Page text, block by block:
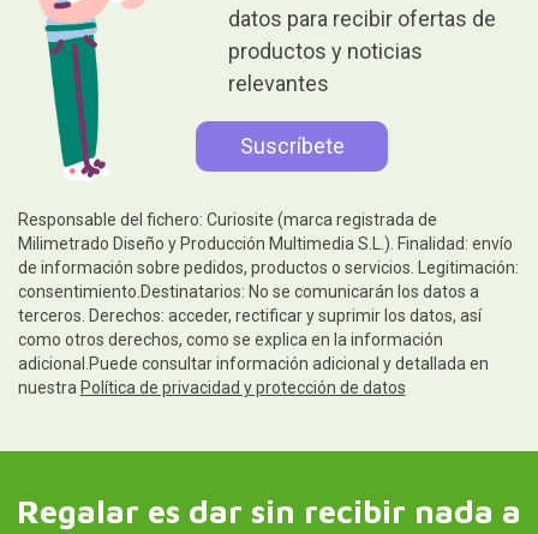
datos para recibir ofertas de
productos y noticias
relevantes
Responsable del fichero: Curiosite (marca registrada de
Milimetrado Diseño y Producción Multimedia S.L.). Finalidad: envío
de información sobre pedidos, productos o servicios. Legitimación:
consentimiento.Destinatarios: No se comunicarán los datos a
terceros. Derechos: acceder, rectificar y suprimir los datos, así
como otros derechos, como se explica en la información
adicional.Puede consultar información adicional y detallada en
nuestra Política de privacidad y protección de datos
Regalar es dar sin recibir nada a